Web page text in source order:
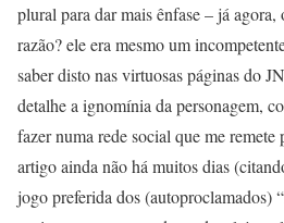
plural para dar mais ênfase – já
razão? ele era mesmo um
saber disto nas virtuosas páginas do
detalhe a ignomínia da personagem,
fazer numa rede social que me remete
artigo ainda não há muitos dias
jogo preferida dos (autoproclamados)